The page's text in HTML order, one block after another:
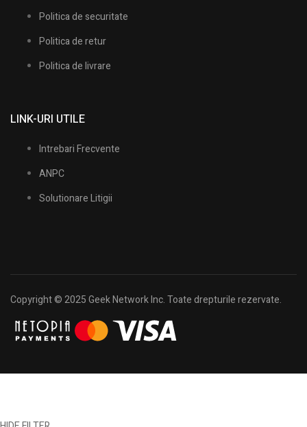
Politica de securitate
Politica de retur
Politica de livrare
LINK-URI UTILE
Intrebari Frecvente
ANPC
Solutionare Litigii
Copyright © 2025 Geek Network Inc. Toate drepturile rezervate.